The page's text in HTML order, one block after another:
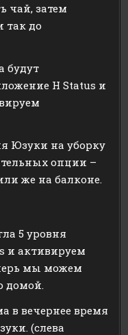
чай, затем
так до
будут
H Status и
Юзуки на уборку
опции –
же на балконе.
5 уровня
и активируем
мы можем
домой.
в вечернее время
(слева